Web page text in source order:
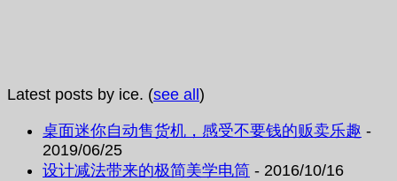
Latest posts by ice. (see all)
桌面迷你自动售货机，感受不要钱的贩卖乐趣 -
2019/06/25
设计减法带来的极简美学电筒 - 2016/10/16